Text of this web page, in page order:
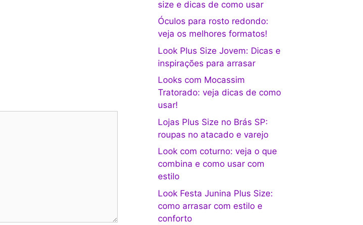
size e dicas de como usar
Óculos para rosto redondo:
veja os melhores formatos!
Look Plus Size Jovem: Dicas e
inspirações para arrasar
Looks com Mocassim
Tratorado: veja dicas de como
usar!
Lojas Plus Size no Brás SP:
roupas no atacado e varejo
Look com coturno: veja o que
combina e como usar com
estilo
Look Festa Junina Plus Size:
como arrasar com estilo e
conforto